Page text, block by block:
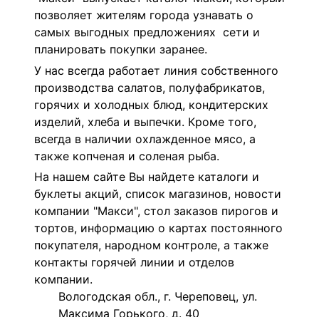
позволяет жителям города узнавать о
самых выгодных предложениях сети и
планировать покупки заранее.
У нас всегда работает линия собственного
производства салатов, полуфабрикатов,
горячих и холодных блюд, кондитерских
изделий, хлеба и выпечки. Кроме того,
всегда в наличии охлажденное мясо, а
также копченая и соленая рыба.
На нашем сайте Вы найдете каталоги и
буклеты акций, список магазинов, новости
компании "Макси", стол заказов пирогов и
тортов, информацию о картах постоянного
покупателя, народном контроле, а также
контакты горячей линии и отделов
компании.
Вологодская обл., г. Череповец, ул.
Максима Горького, д. 40